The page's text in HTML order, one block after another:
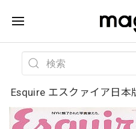
Esquire エスクァイア日本